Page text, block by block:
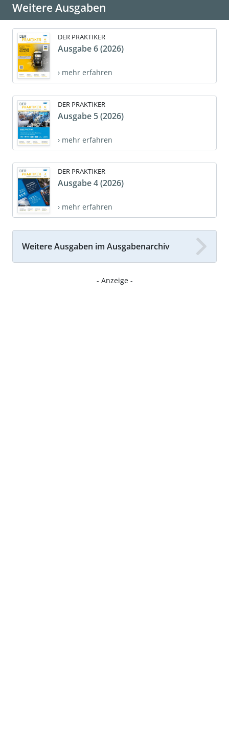
Weitere Ausgaben
DER PRAKTIKER
Ausgabe 6 (2026)
› mehr erfahren
DER PRAKTIKER
Ausgabe 5 (2026)
› mehr erfahren
DER PRAKTIKER
Ausgabe 4 (2026)
› mehr erfahren
Weitere Ausgaben im Ausgabenarchiv
- Anzeige -